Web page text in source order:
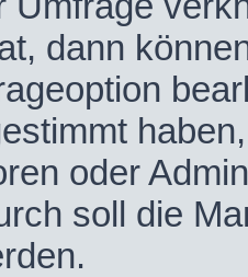
dann
oder
soll die